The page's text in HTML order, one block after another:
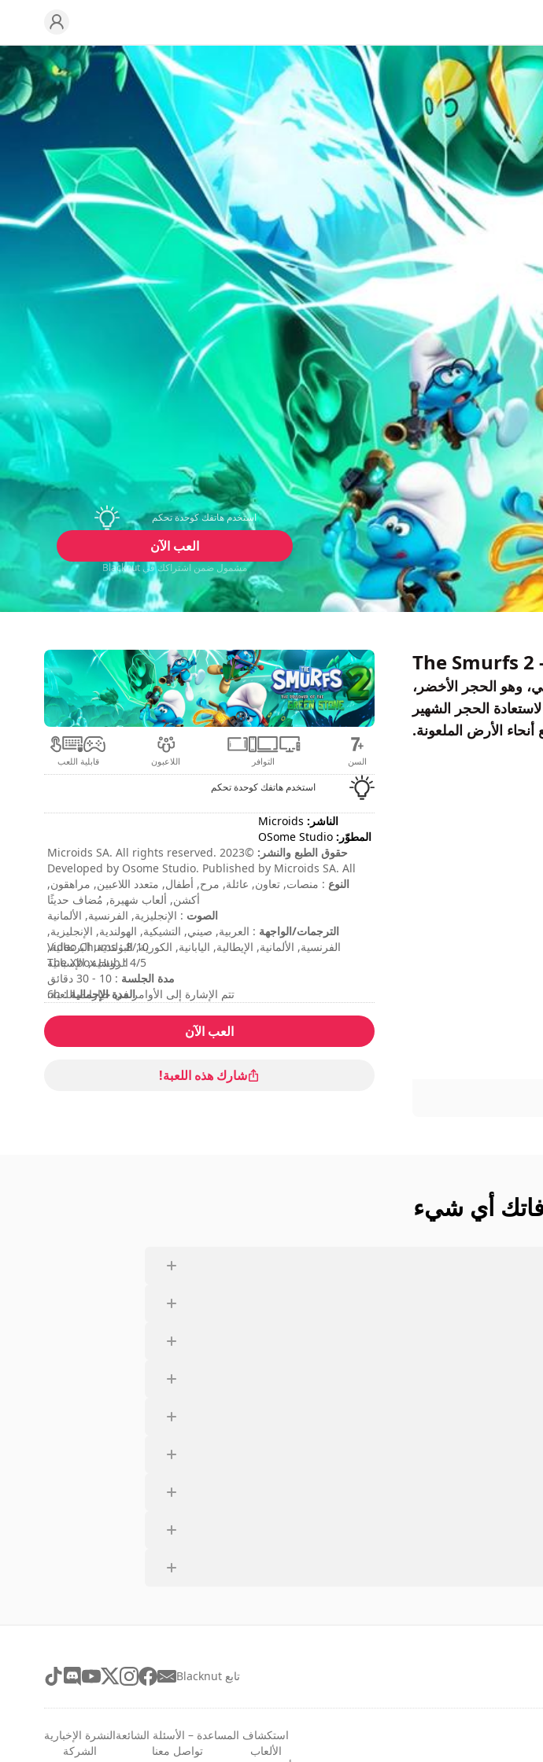
استخدم هاتفك كوحدة تحكم
العب الآن
مشمول ضمن اشتراكك في Blacknut
The Smurfs 2
وهو الحجر الأخضر،
الحجر الشهير
الأرض الملعونة.
السن التوافر اللاعبون قابلية اللعب
استخدم هاتفك كوحدة تحكم
الناشر: Microids
المطوّر: OSome Studio
حقوق الطبع والنشر:
©2023 Microids SA. All rights reserved.
Developed by Osome Studio. Published by Microids SA. All
rights reserved. Peyo – 2023 – Licensed through I.M.P.S.
(Brussels)
النوع : منصات, تعاون, عائلة, مرح, أطفال, متعدد اللاعبين, مراهقون,
أكشن, ألعاب شهيرة, مُضاف حديثًا
الصوت : الإنجليزية, الفرنسية, الألمانية
الترجمات/الواجهة : العربية, صيني, التشيكية, الهولندية, الإنجليزية,
الفرنسية, الألمانية, الإيطالية, اليابانية, الكورية, البولندية, البرتغالية,
الروسية, الإسبانية
مدة الجلسة : 10 - 30 دقائق
المدة الإجمالية: 6h
وضع لاعبين متعددين
: محلي, التعاون, لاعبان اثنان
:
Video Chums : 8/10
The Xbox Hub : 4/5
تتم الإشارة إلى الأوامر في خيارات اللعبة.
العب الآن
شارك هذه اللعبة!
فاتك أي شيء
تابع Blacknut
استكشاف
الألعاب
المساعدة – الأسئلة الشائعة
تواصل معنا
النشرة الإخبارية
الشركة